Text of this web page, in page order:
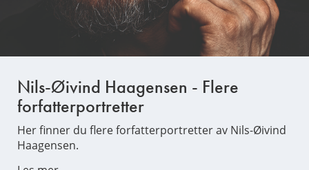
Nils-Øivind Haagensen - Flere
forfatterportretter
Her finner du flere forfatterportretter av Nils-Øivind
Haagensen.